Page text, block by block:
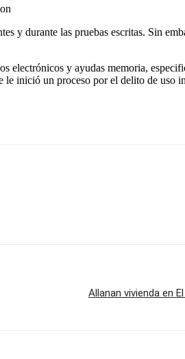
y durante las pruebas escritas. Sin
electrónicos y ayudas memoria,
inició un proceso por el delito de uso
Allanan vivienda en